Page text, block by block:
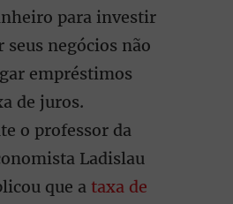
para investir
seus negócios não
empréstimos
de juros.
o professor da
Ladislau
que a taxa de